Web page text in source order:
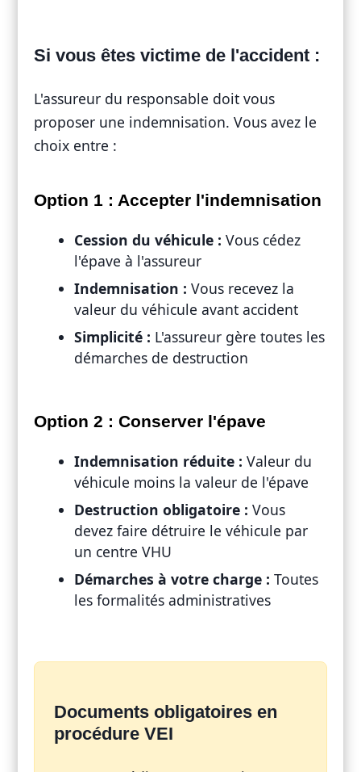
Si vous êtes victime de l'accident :
L'assureur du responsable doit vous
proposer une indemnisation. Vous avez le
choix entre :
Option 1 : Accepter l'indemnisation
Cession du véhicule : Vous cédez
l'épave à l'assureur
Indemnisation : Vous recevez la
valeur du véhicule avant accident
Simplicité : L'assureur gère toutes les
démarches de destruction
Option 2 : Conserver l'épave
Indemnisation réduite : Valeur du
véhicule moins la valeur de l'épave
Destruction obligatoire : Vous
devez faire détruire le véhicule par
un centre VHU
Démarches à votre charge : Toutes
les formalités administratives
Documents obligatoires en
procédure VEI